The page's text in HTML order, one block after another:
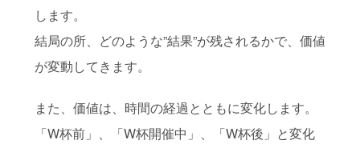
します。
結局の所、どのような”結果”が残されるかで、価値
が変動してきます。
また、価値は、時間の経過とともに変化します。
「W杯前」、「W杯開催中」、「W杯後」と変化